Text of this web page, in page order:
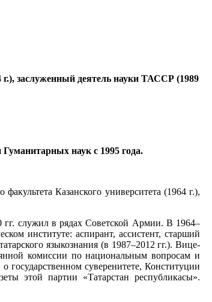
г.), заслуженный деятель науки ТАССР (1989
наук с 1995 года.
Казанского университета (1964 г.),
гг. служил в рядах Советской Армии. В 1964–
институте: аспирант, ассистент, старший
языкознания (в 1987–2012 гг.). Вице-
комиссии по национальным вопросам и
государственном суверенитете, Конституции
этой партии «Татарстан республикасы».